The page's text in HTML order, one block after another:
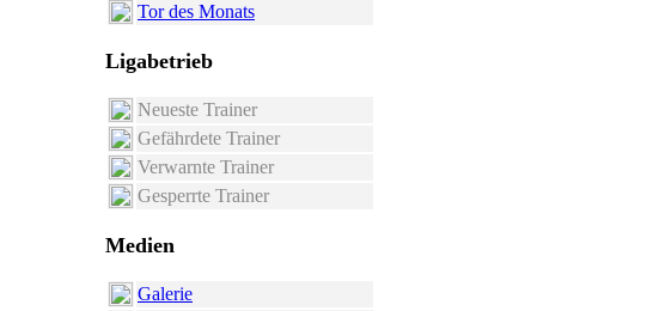
Tor des Monats
Ligabetrieb
Neueste Trainer
Gefährdete Trainer
Verwarnte Trainer
Gesperrte Trainer
Medien
Galerie